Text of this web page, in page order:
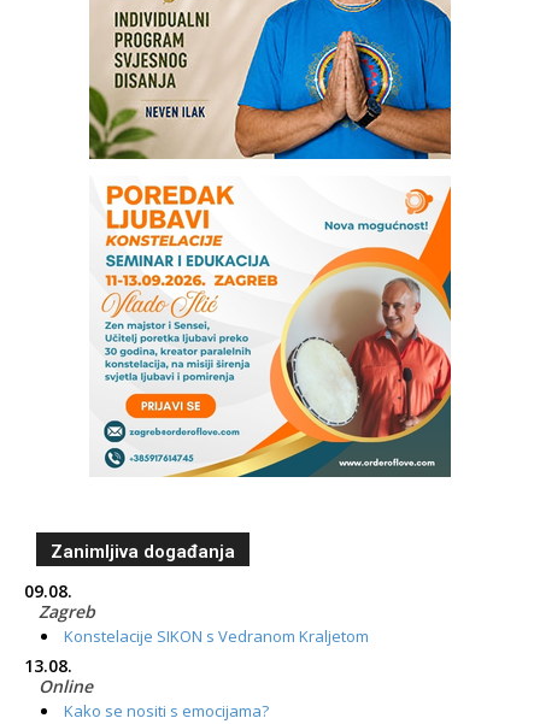
Zanimljiva događanja
09.08.
Zagreb
Konstelacije SIKON s Vedranom Kraljetom
13.08.
Online
Kako se nositi s emocijama?